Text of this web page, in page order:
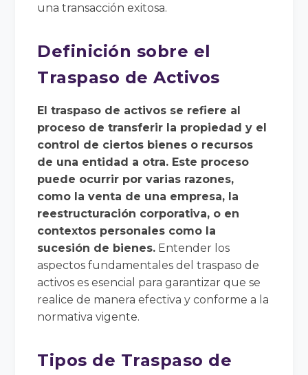
una transacción exitosa.
Definición sobre el
Traspaso de Activos
El traspaso de activos se refiere al
proceso de transferir la propiedad y el
control de ciertos bienes o recursos
de una entidad a otra. Este proceso
puede ocurrir por varias razones,
como la venta de una empresa, la
reestructuración corporativa, o en
contextos personales como la
sucesión de bienes. Entender los
aspectos fundamentales del traspaso de
activos es esencial para garantizar que se
realice de manera efectiva y conforme a la
normativa vigente.
Tipos de Traspaso de